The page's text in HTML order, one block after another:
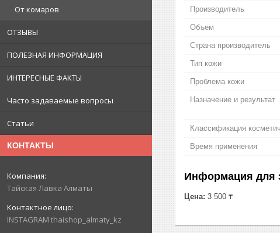
От комаров
ОТЗЫВЫ
ПОЛЕЗНАЯ ИНФОРМАЦИЯ
ИНТЕРЕСНЫЕ ФАКТЫ
Часто задаваемые вопросы
Статьи
КОНТАКТЫ
Тайская Лавка Алматы
INSTAGRAM thaishop_almaty_kz
Производитель
Объем
Страна производитель
Тип кожи
Проблема кожи
Назначение и результат
Классификация
Время применения
Информация для
Цена: 3 500 ₸